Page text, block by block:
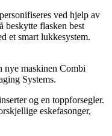
ved hjelp av
beskytte flasken best
et smart lukkesystem.
nye maskinen Combi
Systems.
og en toppforsegler.
eskefasonger,